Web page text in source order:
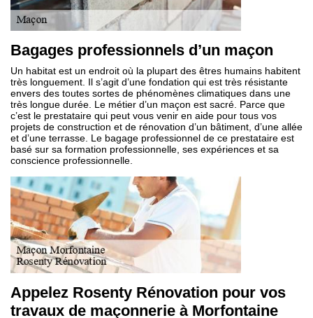
Bagages professionnels d’un maçon
Un habitat est un endroit où la plupart des êtres humains habitent
très longuement. Il s’agit d’une fondation qui est très résistante
envers des toutes sortes de phénomènes climatiques dans une
très longue durée. Le métier d’un maçon est sacré. Parce que
c’est le prestataire qui peut vous venir en aide pour tous vos
projets de construction et de rénovation d’un bâtiment, d’une allée
et d’une terrasse. Le bagage professionnel de ce prestataire est
basé sur sa formation professionnelle, ses expériences et sa
conscience professionnelle.
Appelez Rosenty Rénovation pour vos
travaux de maçonnerie à Morfontaine